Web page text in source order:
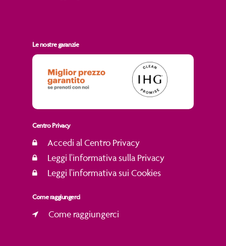
Le nostre garanzie
Centro Privacy
Accedi al Centro Privacy
Leggi l'informativa sulla Privacy
Leggi l'informativa sui Cookies
Come raggiungerci
Come raggiungerci